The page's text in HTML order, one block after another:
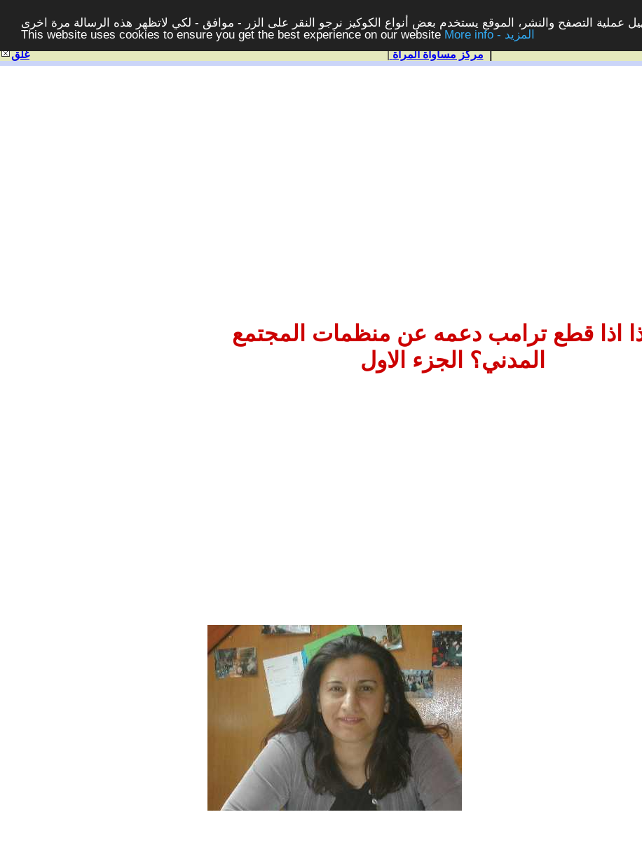
عملية التصفح والنشر، الموقع يستخدم بعض أنواع الكوكيز نرجو النقر على الزر - موافق - لكي لاتظهر هذه الرسالة مرة اخرى -
This website uses cookies to ensure you get the best experience on our website
More info - المزيد
غلق | مركز مساواة المرأة|
اذا قطع ترامب دعمه عن منظمات المجتمع
المدني؟ الجزء الاول